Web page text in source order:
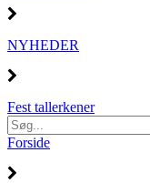
NYHEDER
Fest tallerkener
Forside